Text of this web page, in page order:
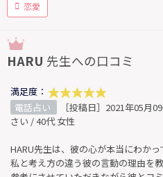
恋愛
HARU 先生への口コミ
満足度：
電話占い
［投稿日］2021年05月
さい / 40代 女性
HARU先生は、彼の心が本当にわかっ
私と考え方の違う彼の言動の理由を